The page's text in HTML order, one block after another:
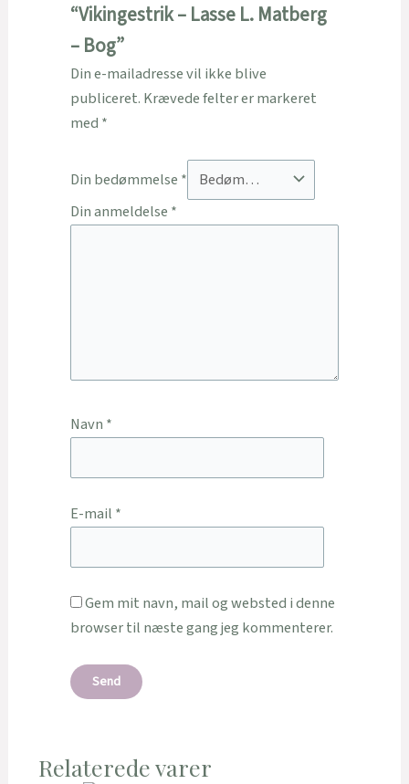
“Vikingestrik – Lasse L. Matberg
– Bog”
Din e-mailadresse vil ikke blive
publiceret. Krævede felter er markeret
med *
Din bedømmelse *
Din anmeldelse *
Navn *
E-mail *
Gem mit navn, mail og websted i denne
browser til næste gang jeg kommenterer.
Relaterede varer